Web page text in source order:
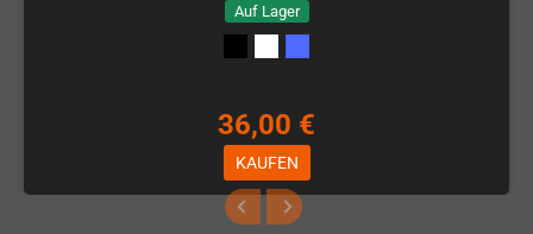
Auf Lager
36,00 €
KAUFEN